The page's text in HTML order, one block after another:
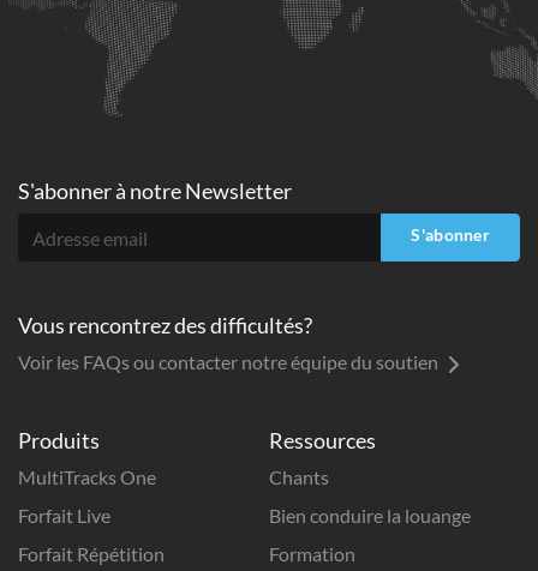
Produits
MultiTracks One
Forfait Live
Forfait Répétition
Ressources
Chants
Bien conduire la louange
Formation
S'abonner à notre Newsletter
S'abonner
Vous rencontrez des difficultés?
Voir les FAQs ou contacter notre équipe du soutien